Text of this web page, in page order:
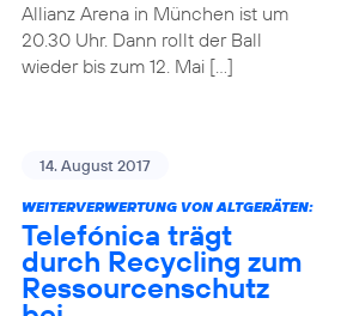
Allianz Arena in München ist um
20.30 Uhr. Dann rollt der Ball
wieder bis zum 12. Mai […]
14. August 2017
WEITERVERWERTUNG VON ALTGERÄTEN:
Telefónica trägt
durch Recycling zum
Ressourcenschutz